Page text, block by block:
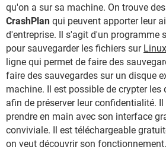
qu'on a sur sa machine. On trouve
CrashPlan qui peuvent apporter leur
d'entreprise. Il s'agit d'un programme
pour sauvegarder les fichiers sur Linux
ligne qui permet de faire des
faire des sauvegardes sur un disque
machine. Il est possible de crypter les
afin de préserver leur confidentialité.
prendre en main avec son interface
conviviale. Il est téléchargeable
on veut découvrir son fonctionnement.